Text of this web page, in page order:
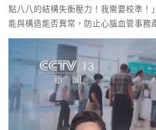
點八八的結構失衡壓力！我需要校準！
能與構造能否異常，防止心腦血管事務